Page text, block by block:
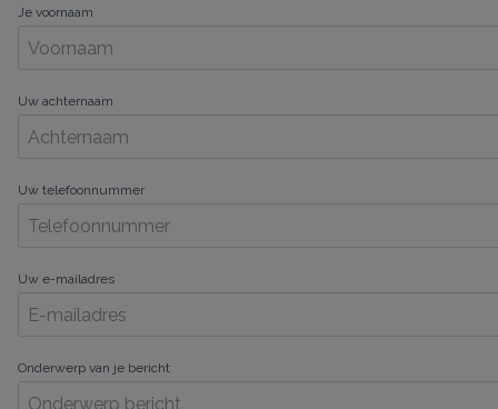
Je voornaam
Uw achternaam
Uw telefoonnummer
Uw e-mailadres
Onderwerp van je bericht